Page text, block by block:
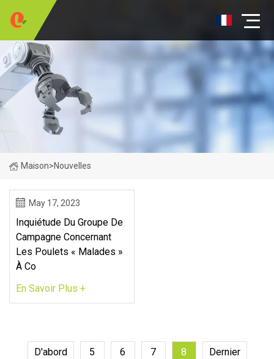
Maison>Nouvelles
May 17, 2023
Inquiétude Du Groupe De
Campagne Concernant
Les Poulets « Malades »
À Co
En Savoir Plus +
D'abord 5 6 7 8 Dernier